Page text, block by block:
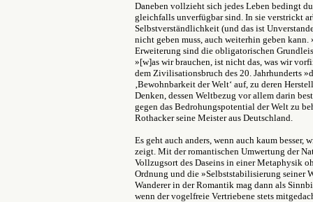
Daneben vollzieht sich jedes Leben bedingt
gleichfalls unverfügbar sind. In sie verstrickt
Selbstverständlichkeit (und das ist
nicht geben muss, auch weiterhin geben
Erweiterung sind die obligatorischen
»[w]as wir brauchen, ist nicht das, was wir
dem Zivilisationsbruch des 20. Jahrhunderts
‚Bewohnbarkeit der Welt‘ auf, zu deren
Denken, dessen Weltbezug vor allem darin
gegen das Bedrohungspotential der Welt zu
Rothacker seine Meister aus Deutschland.
Es geht auch anders, wenn auch kaum
zeigt. Mit der romantischen Umwertung der
Vollzugsort des Daseins in einer Metaphysik
Ordnung und die »Selbststabilisierung seiner
Wanderer in der Romantik mag dann als
wenn der vogelfreie Vertriebene stets